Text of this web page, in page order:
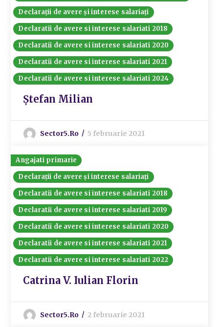
Declarații de avere și interese salariați
Declaratii de avere si interese salariati 2018
Declaratii de avere si interese salariati 2020
Declaratii de avere si interese salariati 2021
Declaratii de avere si interese salariati 2024
Ștefan Milian
Sector5.ro 5 februarie 2021
Angajati primarie
Declarații de avere și interese salariați
Declaratii de avere si interese salariati 2018
Declaratii de avere si interese salariati 2019
Declaratii de avere si interese salariati 2020
Declaratii de avere si interese salariati 2021
Declaratii de avere si interese salariati 2022
Catrina V. Iulian Florin
Sector5.ro 2 februarie 2021